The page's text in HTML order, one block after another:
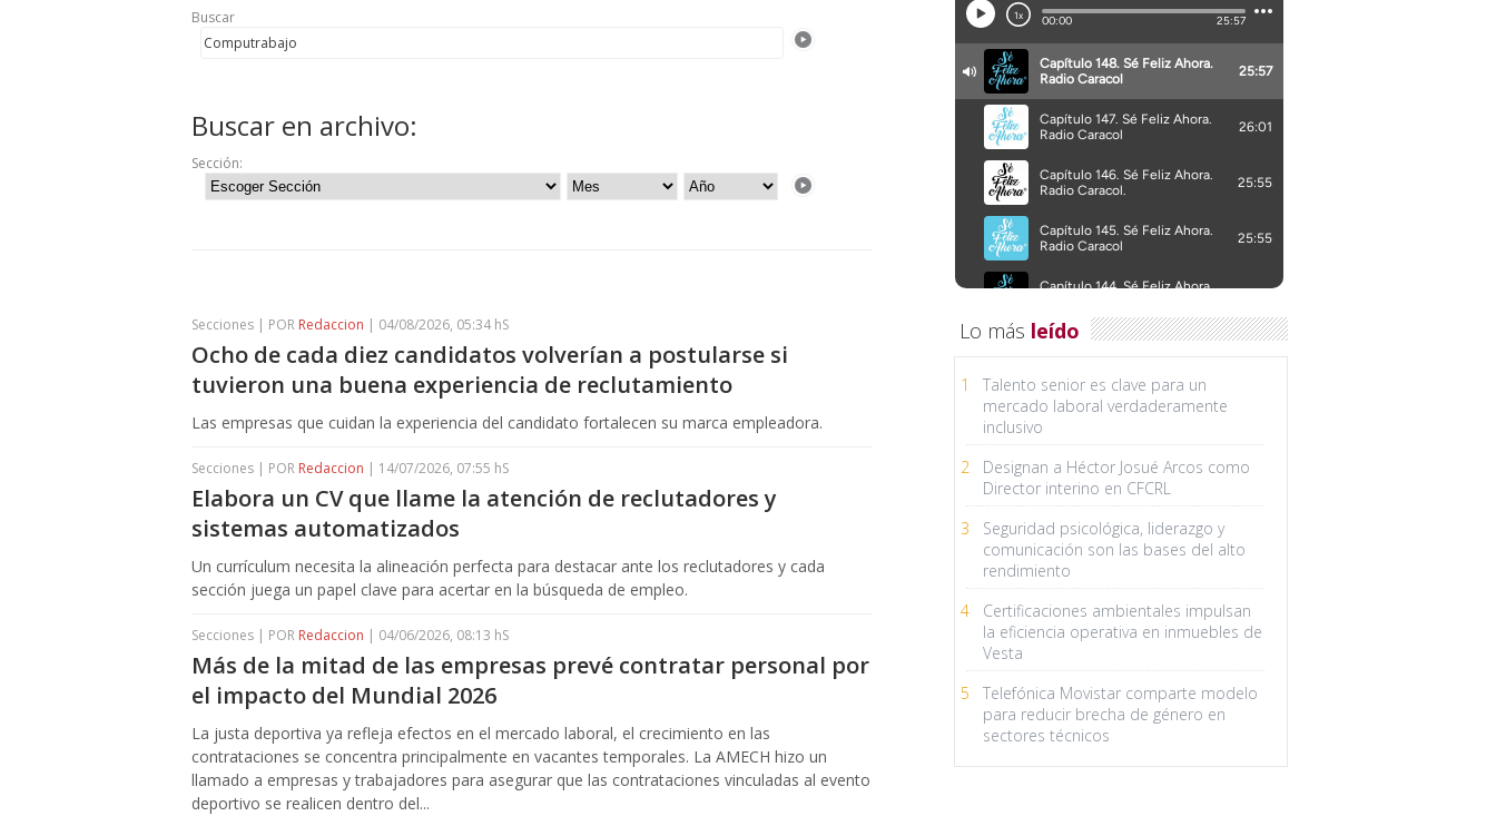
Buscar
Buscar en archivo:
Sección:
Secciones | POR Redaccion | 04/08/2026, 05:34 hS
Ocho de cada diez candidatos volverían a postularse si
tuvieron una buena experiencia de reclutamiento
Las empresas que cuidan la experiencia del candidato fortalecen su marca empleadora.
Secciones | POR Redaccion | 14/07/2026, 07:55 hS
Elabora un CV que llame la atención de reclutadores y
sistemas automatizados
Un currículum necesita la alineación perfecta para destacar ante los reclutadores y cada
sección juega un papel clave para acertar en la búsqueda de empleo.
Secciones | POR Redaccion | 04/06/2026, 08:13 hS
Más de la mitad de las empresas prevé contratar personal por
el impacto del Mundial 2026
La justa deportiva ya refleja efectos en el mercado laboral, el crecimiento en las
contrataciones se concentra principalmente en vacantes temporales. La AMECH hizo un
llamado a empresas y trabajadores para asegurar que las contrataciones vinculadas al evento
deportivo se realicen dentro del...
Lo más leído
1
Talento senior es clave para un
mercado laboral verdaderamente
inclusivo
2
Designan a Héctor Josué Arcos como
Director interino en CFCRL
3
Seguridad psicológica, liderazgo y
comunicación son las bases del alto
rendimiento
4
Certificaciones ambientales impulsan
la eficiencia operativa en inmuebles de
Vesta
5
Telefónica Movistar comparte modelo
para reducir brecha de género en
sectores técnicos